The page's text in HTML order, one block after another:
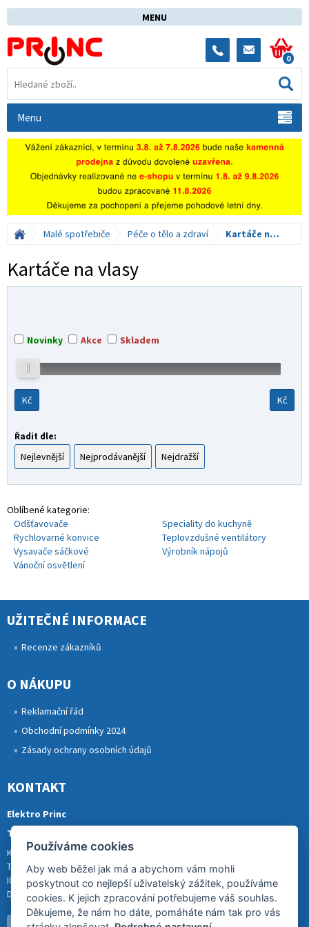
MENU
0
Menu
Malé spotřebiče Péče o tělo a zdraví Kartáče na vlasy
Kartáče na vlasy
Novinky Akce Skladem
Kč Kč
Řadit dle:
Nejlevnější Nejprodávanější Nejdražší
Oblíbené kategorie:
Odšťavovače
Speciality do kuchyně
Rychlovarné konvice
Teplovzdušné ventilátory
Vysavače sáčkové
Výrobník nápojů
Vánoční osvětlení
UŽITEČNÉ INFORMACE
Recenze zákazníků
O NÁKUPU
Reklamační řád
Obchodní podmínky 2024
Zásady ochrany osobních údajů
KONTAKT
Elektro Princ
Tomáš Princ
Krkonošská 290, 46841 TANVALD
Tel.: 773 880 988
IČ: 01153731
DIČ: CZ8007202522
Používáme cookies
Aby web běžel jak má a abychom vám mohli
poskytnout co nejlepší uživatelský zážitek, používáme
cookies. K jejich zpracování potřebujeme váš souhlas.
Děkujeme, že nám ho dáte, pomáháte nám tak pro vás